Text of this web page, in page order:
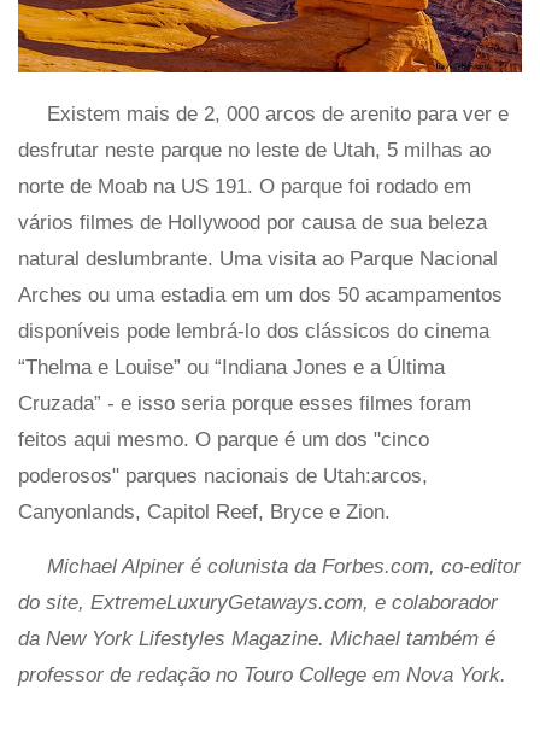
Existem mais de 2, 000 arcos de arenito para ver e
desfrutar neste parque no leste de Utah, 5 milhas ao
norte de Moab na US 191. O parque foi rodado em
vários filmes de Hollywood por causa de sua beleza
natural deslumbrante. Uma visita ao Parque Nacional
Arches ou uma estadia em um dos 50 acampamentos
disponíveis pode lembrá-lo dos clássicos do cinema
“Thelma e Louise” ou “Indiana Jones e a Última
Cruzada” - e isso seria porque esses filmes foram
feitos aqui mesmo. O parque é um dos "cinco
poderosos" parques nacionais de Utah:arcos,
Canyonlands, Capitol Reef, Bryce e Zion.
Michael Alpiner é colunista da Forbes.com, co-editor
do site, ExtremeLuxuryGetaways.com, e colaborador
da New York Lifestyles Magazine. Michael também é
professor de redação no Touro College em Nova York.